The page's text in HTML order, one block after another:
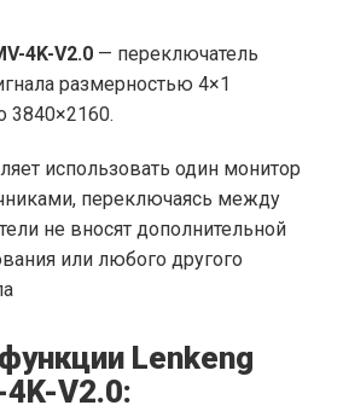
4K-V2.0 — переключатель
размерностью 4×1
3840×2160.
использовать один монитор
переключаясь между
не вносят дополнительной
или любого другого
Lenkeng
V2.0: